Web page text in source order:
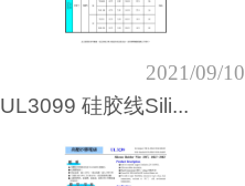
2021/09/10
UL3099 硅胶线Sili...